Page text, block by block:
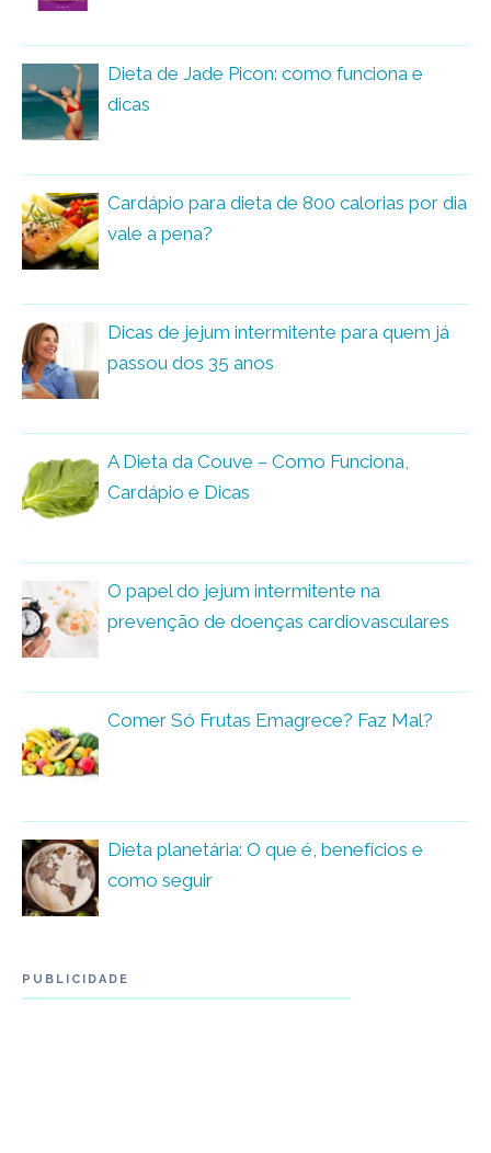
Dieta de Jade Picon: como funciona e
dicas
Cardápio para dieta de 800 calorias por dia
vale a pena?
Dicas de jejum intermitente para quem já
passou dos 35 anos
A Dieta da Couve – Como Funciona,
Cardápio e Dicas
O papel do jejum intermitente na
prevenção de doenças cardiovasculares
Comer Só Frutas Emagrece? Faz Mal?
Dieta planetária: O que é, benefícios e
como seguir
PUBLICIDADE